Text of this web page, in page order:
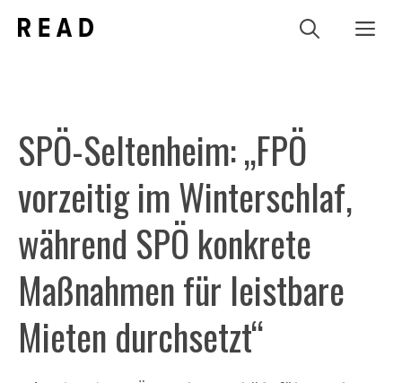
Inhalt
SPÖ-Seltenheim: „FPÖ
vorzeitig im Winterschlaf,
während SPÖ konkrete
Maßnahmen für leistbare
Mieten durchsetzt“